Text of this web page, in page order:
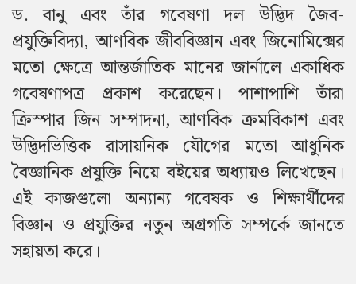
ড. বানু এবং তাঁর গবেষণা দল উদ্ভিদ জৈব-
প্রযুক্তিবিদ্যা, আণবিক জীববিজ্ঞান এবং জিনোমিক্সের
মতো ক্ষেত্রে আন্তর্জাতিক মানের জার্নালে একাধিক
গবেষণাপত্র প্রকাশ করেছেন। পাশাপাশি তাঁরা
ক্রিস্পার জিন সম্পাদনা, আণবিক ক্রমবিকাশ এবং
উদ্ভিদভিত্তিক রাসায়নিক যৌগের মতো আধুনিক
বৈজ্ঞানিক প্রযুক্তি নিয়ে বইয়ের অধ্যায়ও লিখেছেন।
এই কাজগুলো অন্যান্য গবেষক ও শিক্ষার্থীদের
বিজ্ঞান ও প্রযুক্তির নতুন অগ্রগতি সম্পর্কে জানতে
সহায়তা করে।